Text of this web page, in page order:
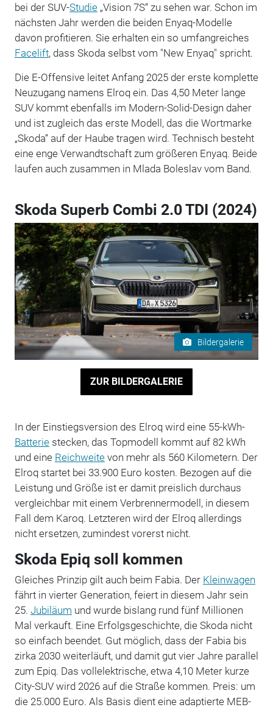
bei der SUV-Studie„Vision 7S“ zu sehen war. Schon im
nächsten Jahr werden die beiden Enyaq-Modelle
davon profitieren. Sie erhalten ein so umfangreiches
Facelift, dass Skoda selbst vom "New Enyaq" spricht.
Die E-Offensive leitet Anfang 2025 der erste komplette
Neuzugang namens Elroq ein. Das 4,50 Meter lange
SUV kommt ebenfalls im Modern-Solid-Design daher
und ist zugleich das erste Modell, das die Wortmarke
„Skoda“ auf der Haube tragen wird. Technisch besteht
eine enge Verwandtschaft zum größeren Enyaq. Beide
laufen auch zusammen in Mlada Boleslav vom Band.
Skoda Superb Combi 2.0 TDI (2024)
Bildergalerie
ZUR BILDERGALERIE
In der Einstiegsversion des Elroq wird eine 55-kWh-
Batteriestecken, das Topmodell kommt auf 82 kWh
und eine Reichweitevon mehr als 560 Kilometern. Der
Elroq startet bei 33.900 Euro kosten. Bezogen auf die
Leistung und Größe ist er damit preislich durchaus
vergleichbar mit einem Verbrennermodell, in diesem
Fall dem Karoq. Letzteren wird der Elroq allerdings
nicht ersetzen, zumindest vorerst nicht.
Skoda Epiq soll kommen
Gleiches Prinzip gilt auch beim Fabia. Der Kleinwagen
fährt in vierter Generation, feiert in diesem Jahr sein
25. Jubiläum und wurde bislang rund fünf Millionen
Mal verkauft. Eine Erfolgsgeschichte, die Skoda nicht
so einfach beendet. Gut möglich, dass der Fabia bis
zirka 2030 weiterläuft, und damit gut vier Jahre parallel
zum Epiq. Das vollelektrische, etwa 4,10 Meter kurze
City-SUV wird 2026 auf die Straße kommen. Preis: um
die 25.000 Euro. Als Basis dient eine adaptierte MEB-